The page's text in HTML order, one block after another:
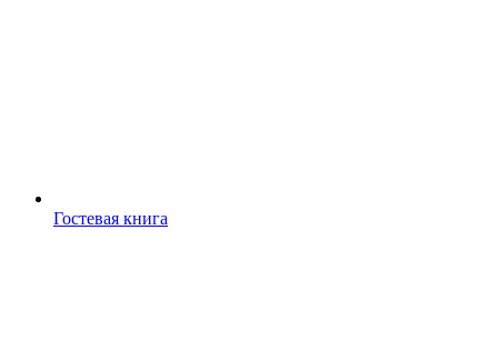
Гостевая книга